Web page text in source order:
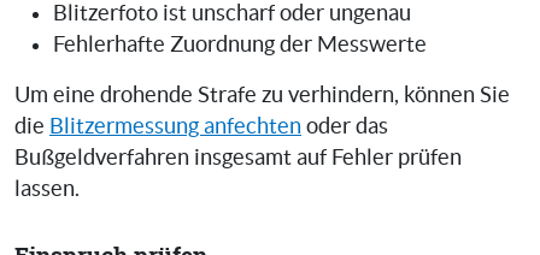
Blitzerfoto ist unscharf oder ungenau
Fehlerhafte Zuordnung der Messwerte
Um eine drohende Strafe zu verhindern, können Sie
die Blitzermessung anfechten oder das
Bußgeldverfahren insgesamt auf Fehler prüfen
lassen.